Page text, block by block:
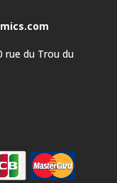
rue du Trou du